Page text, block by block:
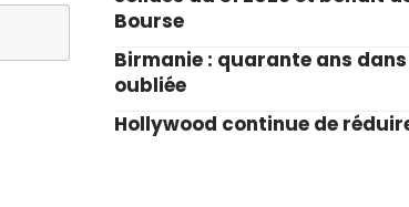
Bourse
Birmanie : quarante ans
oubliée
Hollywood continue de